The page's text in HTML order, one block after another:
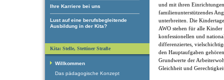
Ihre Karriere bei uns
Lust auf eine berufsbegleitende
Ausbildung in der Kita?
und mit ihren
familienunterstützendes
unterbreiten. Die
AWO stehen für alle Kinder
konfessionellen und
differenziertes,
den Hauptaufgaben
Grundwerte der
Gleichheit und
Kita: Stelle, Stettiner Straße
Willkommen
Das pädagogische Konzept